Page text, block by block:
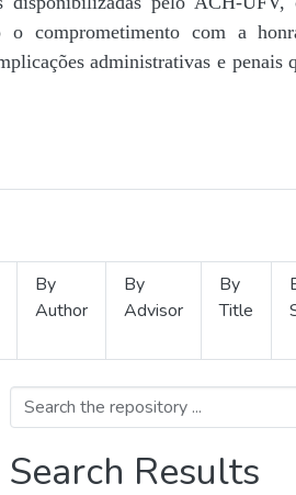
comprometimento com a
administrativas e
By
Author
By
Advisor
By
Title
Search Results